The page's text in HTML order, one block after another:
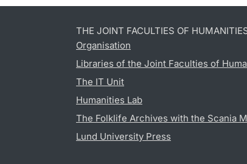
THE JOINT FACULTIES OF
Organisation
Libraries of the Joint Faculties of
The IT Unit
Humanities Lab
The Folklife Archives with the Scania
Lund University Press